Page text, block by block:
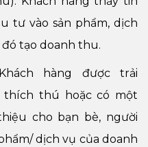
tư vào sản phẩm, dịch
tạo doanh thu.
hàng được trải
thích thú hoặc có một
cho bạn bè, người
dịch vụ của doanh